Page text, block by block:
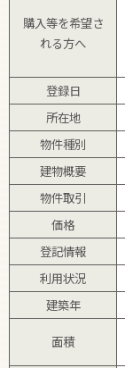
購入等を希望さ
れる方へ
登録日
所在地
物件種別
建物概要
物件取引
価格
登記情報
利用状況
建築年
面積